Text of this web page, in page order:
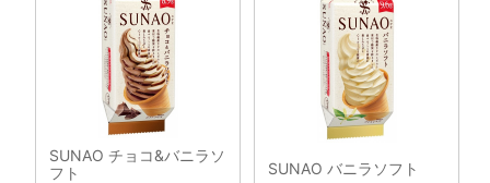
SUNAO チョコ&バニラソ
フト
SUNAO バニラソフト